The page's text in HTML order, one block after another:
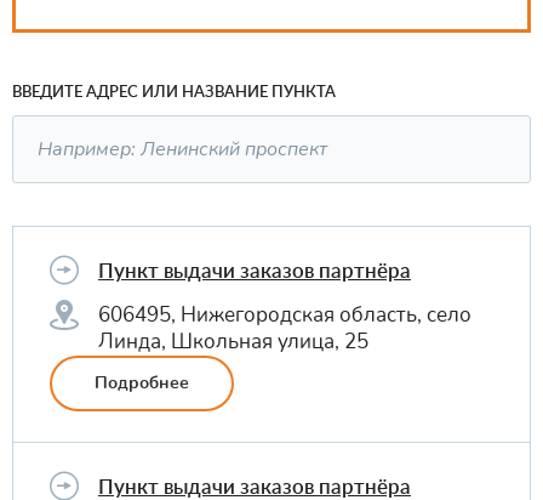
ВВЕДИТЕ АДРЕС ИЛИ НАЗВАНИЕ ПУНКТА
Пункт выдачи заказов партнёра
606495, Нижегородская область, село
Линда, Школьная улица, 25
Подробнее
Пункт выдачи заказов партнёра